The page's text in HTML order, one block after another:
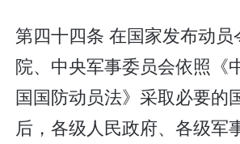
第四十四条 在国家发布动员
院、中央军事委员会依照《
国国防动员法》采取必要的
后，各级人民政府、各级军